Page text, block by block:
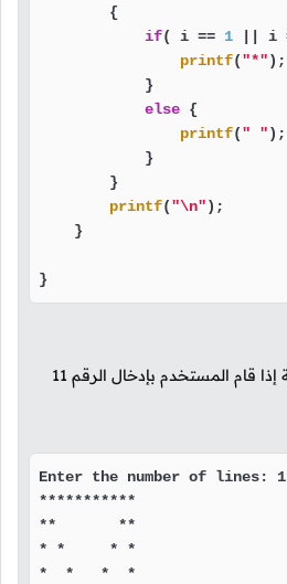
        {
if( i == 1 || i
printf("*");
            }
else {
printf(" ");
            }
        }
printf("\n");
    }
}
قام المستخدم بإدخال الرقم 11
Enter the number of lines:
***********
**       **
* *     * *
*  *   *  *